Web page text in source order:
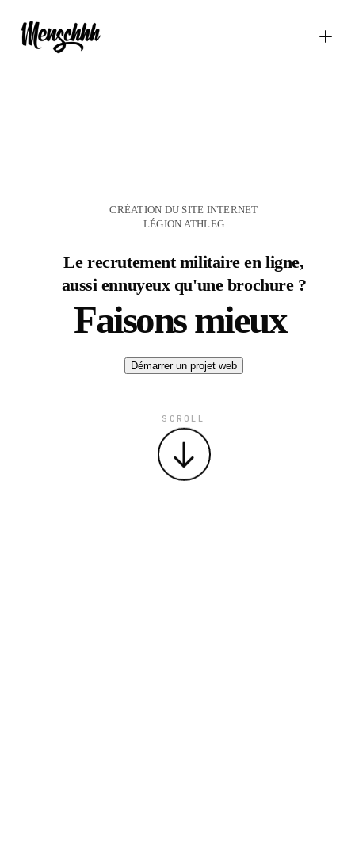
CRÉATION DU SITE INTERNET
LÉGION ATHLEG
Le recrutement militaire en ligne,
aussi ennuyeux qu'une brochure ?
Faisons mieux.
Démarrer un projet web
SCROLL